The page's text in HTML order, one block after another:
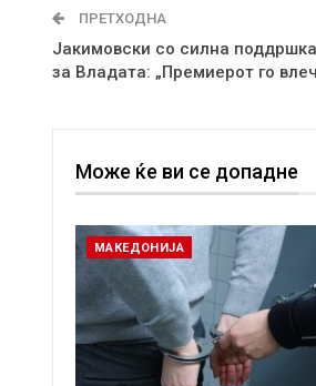
ПРЕТХОДНА
Јакимовски со силна
за Владата: „Премиерот го
Може ќе ви се допадне
МАКЕДОНИЈА